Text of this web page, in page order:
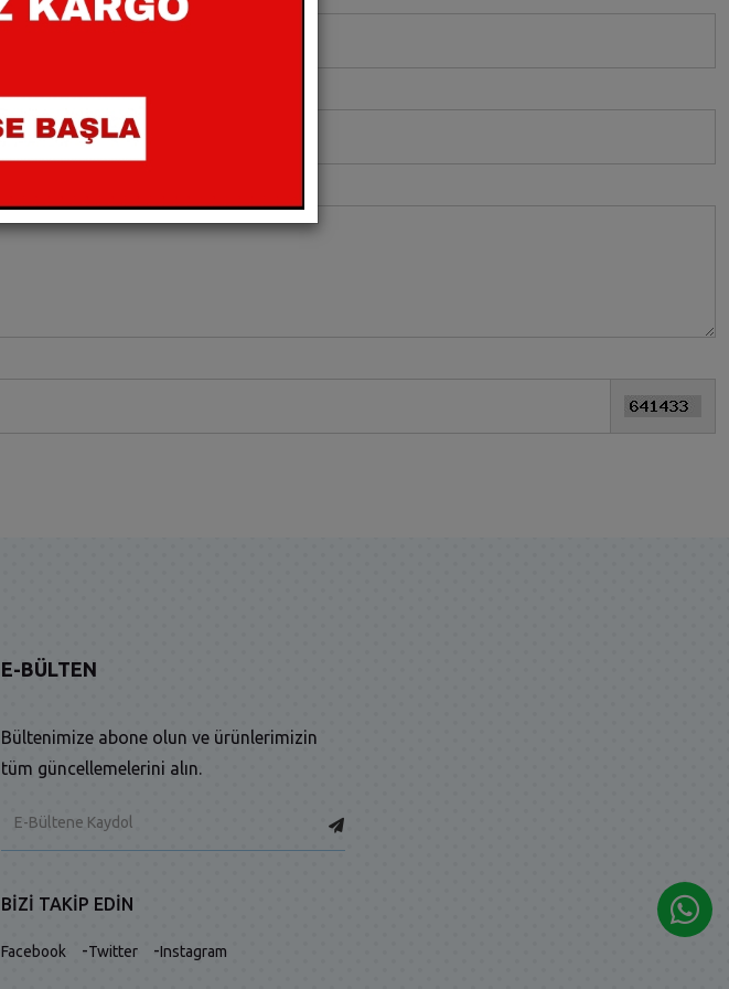
E-BÜLTEN
Bültenimize abone olun ve ürünlerimizin
tüm güncellemelerini alın.
BIZI TAKIP EDIN
Facebook -Twitter -Instagram